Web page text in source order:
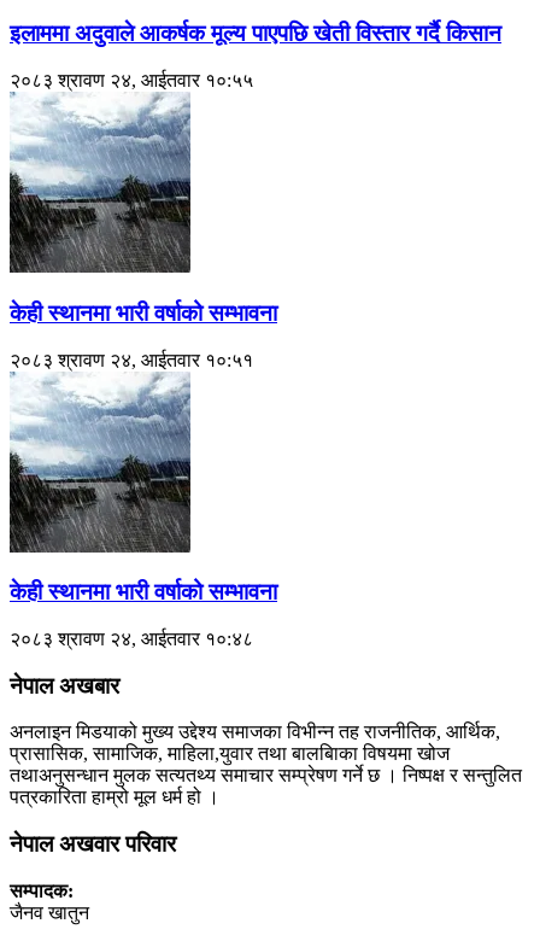
इलाममा अदुवाले आकर्षक मूल्य पाएपछि खेती विस्तार गर्दै किसान
२०८३ श्रावण २४, आईतवार १०:५५
केही स्थानमा भारी वर्षाको सम्भावना
२०८३ श्रावण २४, आईतवार १०:५१
केही स्थानमा भारी वर्षाको सम्भावना
२०८३ श्रावण २४, आईतवार १०:४८
नेपाल अखबार
अनलाइन मिडयाको मुख्य उद्देश्य समाजका विभीन्न तह राजनीतिक, आर्थिक,
प्रासासिक, सामाजिक, माहिला,युवार तथा बालबािका विषयमा खोज
तथाअनुसन्धान मुलक सत्यतथ्य समाचार सम्प्रेषण गर्ने छ । निष्पक्ष र सन्तुलित
पत्रकारिता हाम्रो मूल धर्म हो ।
नेपाल अखवार परिवार
सम्पादक:
जैनव खातुन